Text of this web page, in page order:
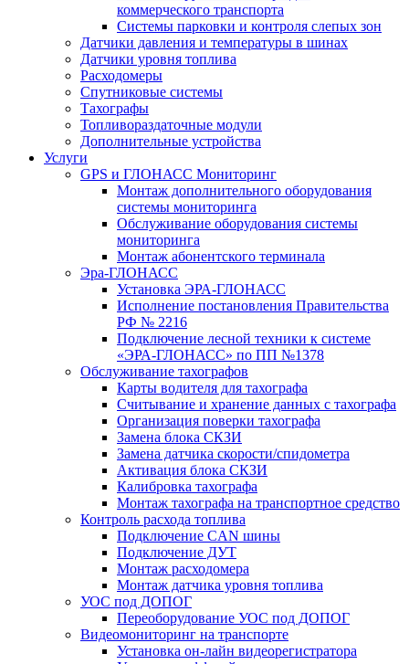
коммерческого транспорта
Системы парковки и контроля слепых зон
Датчики давления и температуры в шинах
Датчики уровня топлива
Расходомеры
Спутниковые системы
Тахографы
Топливораздаточные модули
Дополнительные устройства
Услуги
GPS и ГЛОНАСС Мониторинг
Монтаж дополнительного оборудования
системы мониторинга
Обслуживание оборудования системы
мониторинга
Монтаж абонентского терминала
Эра-ГЛОНАСС
Установка ЭРА-ГЛОНАСС
Исполнение постановления Правительства
РФ № 2216
Подключение лесной техники к системе
«ЭРА-ГЛОНАСС» по ПП №1378
Обслуживание тахографов
Карты водителя для тахографа
Считывание и хранение данных с тахографа
Организация поверки тахографа
Замена блока СКЗИ
Замена датчика скорости/спидометра
Активация блока СКЗИ
Калибровка тахографа
Монтаж тахографа на транспортное средство
Контроль расхода топлива
Подключение CAN шины
Подключение ДУТ
Монтаж расходомера
Монтаж датчика уровня топлива
УОС под ДОПОГ
Переоборудование УОС под ДОПОГ
Видеомониторинг на транспорте
Установка он-лайн видеорегистратора